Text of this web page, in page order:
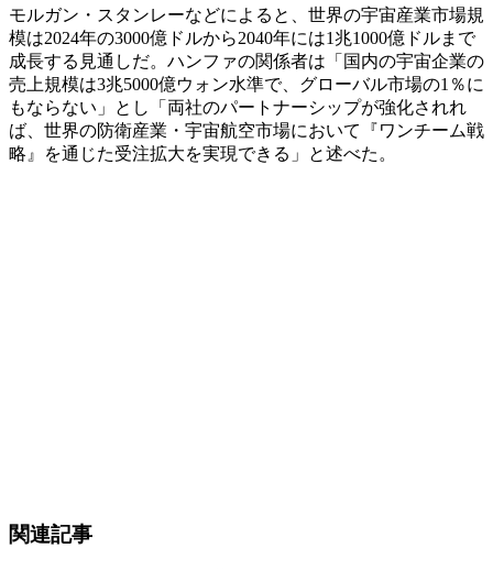
モルガン・スタンレーなどによると、世界の宇宙産業市場規
模は2024年の3000億ドルから2040年には1兆1000億ドルまで
成長する見通しだ。ハンファの関係者は「国内の宇宙企業の
売上規模は3兆5000億ウォン水準で、グローバル市場の1％に
もならない」とし「両社のパートナーシップが強化されれ
ば、世界の防衛産業・宇宙航空市場において『ワンチーム戦
略』を通じた受注拡大を実現できる」と述べた。
関連記事